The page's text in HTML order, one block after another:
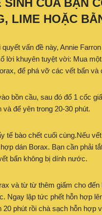
SINH CỦA BẠN
LIME HOẶC
vấn đề này, Annie
lời khuyên tuyệt vời: Mua
để phá vỡ các vết bẩn và
bồn cầu, sau đó đổ 1 cốc
để yên trong 20-30 phút.
tế bào chết cuối cùng.Nếu
dán Borax. Bạn cần phải
bẩn không bị dính nước.
và từ từ thêm giấm cho đến
Ngay lập tức phết hỗn hợp
20 phút rồi chà sạch hỗn hợp